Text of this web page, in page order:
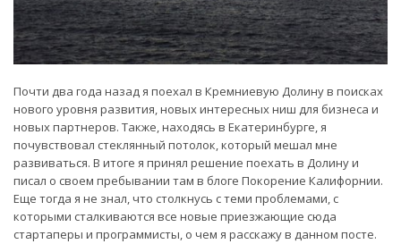
Почти два года назад я поехал в Кремниевую Долину в поисках
нового уровня развития, новых интересных ниш для бизнеса и
новых партнеров. Также, находясь в Екатеринбурге, я
почувствовал стеклянный потолок, который мешал мне
развиваться. В итоге я принял решение поехать в Долину и
писал о своем пребывании там в блоге Покорение Калифорнии.
Еще тогда я не знал, что столкнусь с теми проблемами, с
которыми сталкиваются все новые приезжающие сюда
стартаперы и программисты, о чем я расскажу в данном посте.